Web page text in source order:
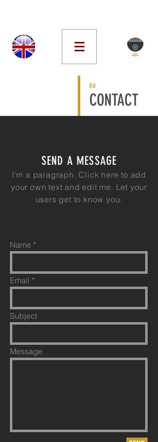
06
CONTACT
SEND A MESSAGE
I'm a paragraph. Click here to add
your own text and edit me. Let your
users get to know you.
Name
Email
Subject
Message